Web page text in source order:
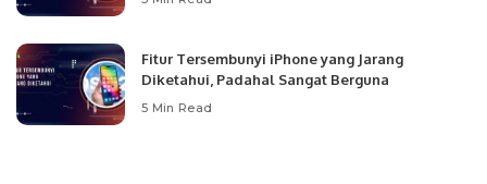
Fitur Tersembunyi iPhone yang Jarang
Diketahui, Padahal Sangat Berguna
5 Min Read